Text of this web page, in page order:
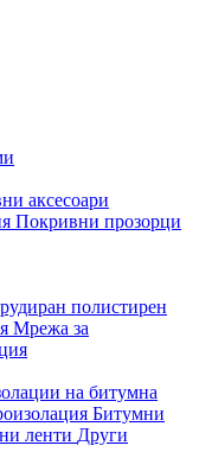
аксесоари
Покривни прозорци
полистирен
Мрежа за
на битумна
Битумни
ленти Други